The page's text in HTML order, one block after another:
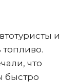
и
топливо.
что
быстро